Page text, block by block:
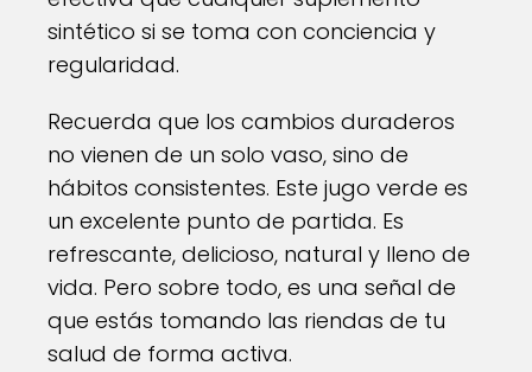
sintético si se toma con conciencia y
regularidad.
Recuerda que los cambios duraderos
no vienen de un solo vaso, sino de
hábitos consistentes. Este jugo verde es
un excelente punto de partida. Es
refrescante, delicioso, natural y lleno de
vida. Pero sobre todo, es una señal de
que estás tomando las riendas de tu
salud de forma activa.